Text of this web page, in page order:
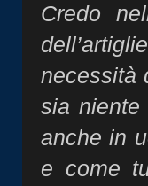
Credo
necessità
sia niente
anche in
e come